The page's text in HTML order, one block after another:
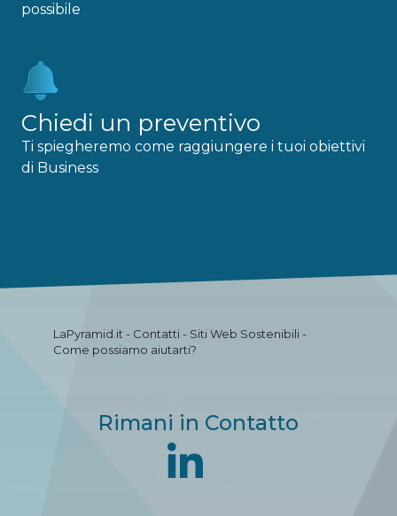
possibile
Chiedi un preventivo
Ti spiegheremo come raggiungere i tuoi obiettivi
di Business
LaPyramid.it - Contatti - Siti Web Sostenibili -
Come possiamo aiutarti?
Rimani in Contatto